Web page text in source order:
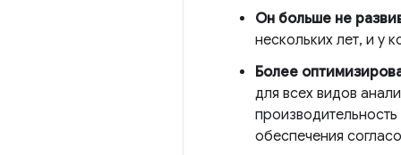
Он больше не
нескольких лет, и у
Более
для всех видов
обеспечения